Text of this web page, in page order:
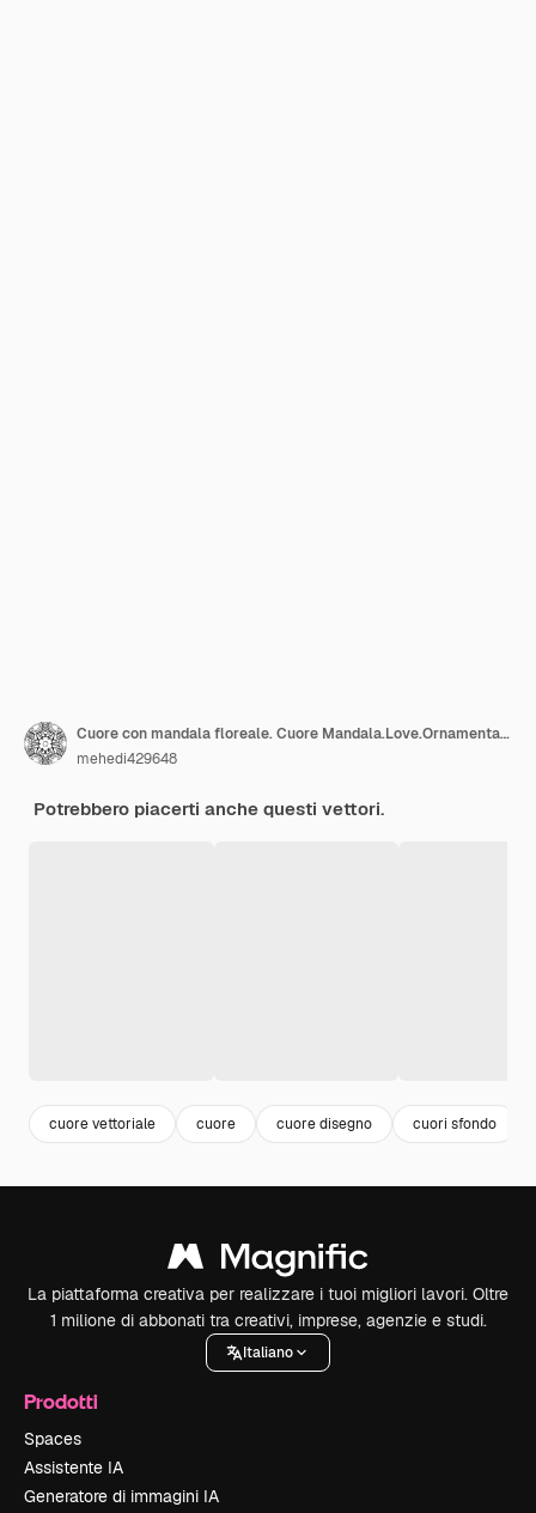
Cuore con mandala floreale. Cuore Mandala.Love.Ornamental cuore con mandala.Mehndi fiore cuore.
mehedi429648
Potrebbero piacerti anche questi vettori.
cuore vettoriale cuore cuore disegno cuori sfondo
La piattaforma creativa per realizzare i tuoi migliori lavori. Oltre
1 milione di abbonati tra creativi, imprese, agenzie e studi.
Italiano
Prodotti
Spaces
Assistente IA
Generatore di immagini IA